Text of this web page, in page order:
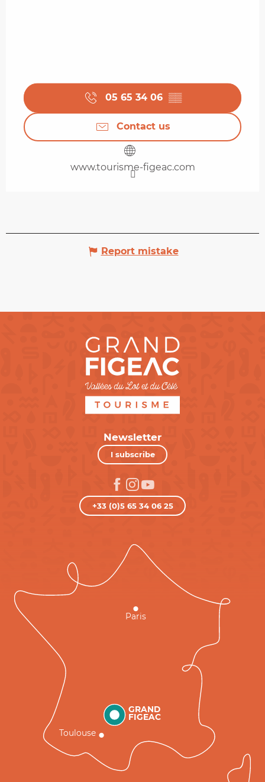
05 65 34 06 ▒▒
Contact us
www.tourisme-figeac.com
Report mistake
Newsletter
I subscribe
+33 (0)5 65 34 06 25
GRAND
FIGEAC
Toulouse
Paris